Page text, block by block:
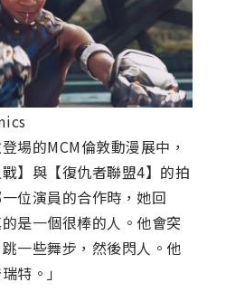
的MCM倫敦動漫展中，
】與【復仇者聯盟4】的拍
位演員的合作時，她回
是一個很棒的人。他會突
一些舞步，然後閃人。他
特。」